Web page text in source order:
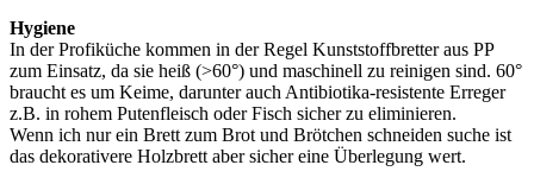
Hygiene
In der Profiküche kommen in der Regel Kunststoffbretter aus PP
zum Einsatz, da sie heiß (>60°) und maschinell zu reinigen sind. 60°
braucht es um Keime, darunter auch Antibiotika-resistente Erreger
z.B. in rohem Putenfleisch oder Fisch sicher zu eliminieren.
Wenn ich nur ein Brett zum Brot und Brötchen schneiden suche ist
das dekorativere Holzbrett aber sicher eine Überlegung wert.